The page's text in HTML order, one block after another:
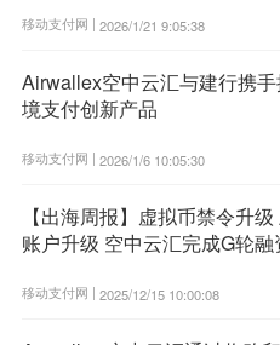
移动支付网 | 2026/1/21 9:05:38
Airwallex空中云汇与建行携
境支付创新产品
移动支付网 | 2026/1/6 10:05:30
【出海周报】虚拟币禁令升
账户升级 空中云汇完成G轮融
移动支付网 | 2025/12/15 10:00:08